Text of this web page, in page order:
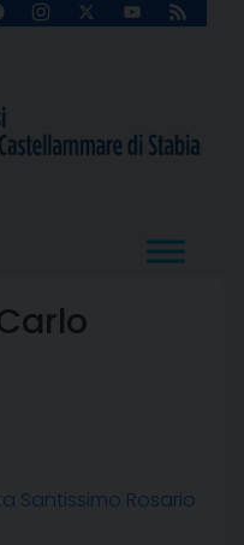
Instagram
X
YouTube
Feed
Santissimo Rosario